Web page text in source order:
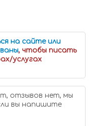
на сайте или
, чтобы писать
услугах
отзывов нет, мы
вы напишите